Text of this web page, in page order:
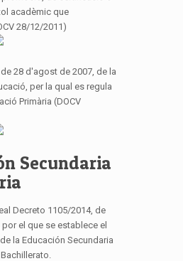
acadèmic que
28/12/2011)
de 28 d'agost de 2007, de la
per la qual es regula
Primària (DOCV
Secundaria
Decreto 1105/2014, de
el que se establece el
la Educación Secundaria